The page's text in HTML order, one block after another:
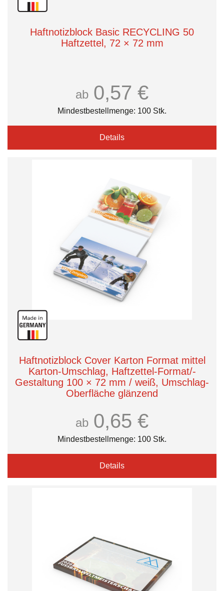
Haftnotizblock Basic RECYCLING 50
Haftzettel, 72 × 72 mm
ab 0,57 €
Mindestbestellmenge: 100 Stk.
Details
Haftnotizblock Cover Karton Format mittel
Karton-Umschlag, Haftzettel-Format/-
Gestaltung 100 × 72 mm / weiß, Umschlag-
Oberfläche glänzend
ab 0,65 €
Mindestbestellmenge: 100 Stk.
Details